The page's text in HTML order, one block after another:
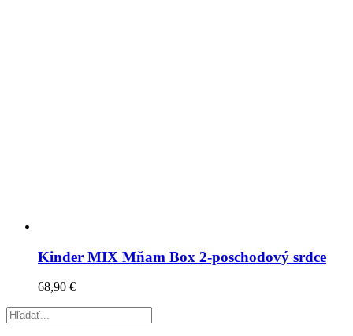
Kinder MIX Mňam Box 2-poschodový srdce
68,90 €